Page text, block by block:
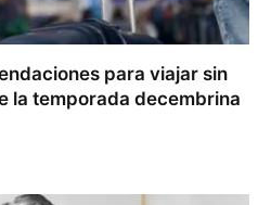
para viajar sin
la temporada decembrina